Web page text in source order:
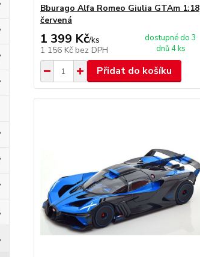
Bburago Alfa Romeo Giulia GTAm 1:18
červená
1 399 Kč/ks
1 156 Kč bez DPH
dostupné do 3
dnů 4 ks
Přidat do košíku